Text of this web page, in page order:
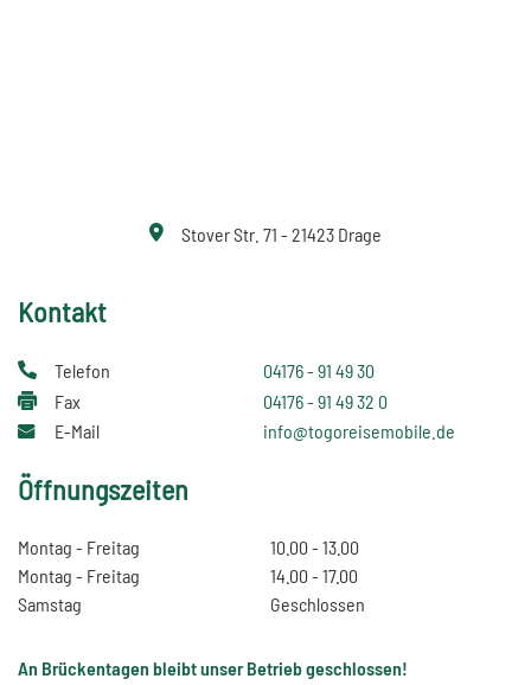
Stover Str. 71 - 21423 Drage
Kontakt
Telefon
04176 - 91 49 30
Fax
04176 - 91 49 32 0
E-Mail
info@togoreisemobile.de
Öffnungszeiten
Montag - Freitag
10.00 - 13.00
Montag - Freitag
14.00 - 17.00
Samstag
Geschlossen
An Brückentagen bleibt unser Betrieb geschlossen!